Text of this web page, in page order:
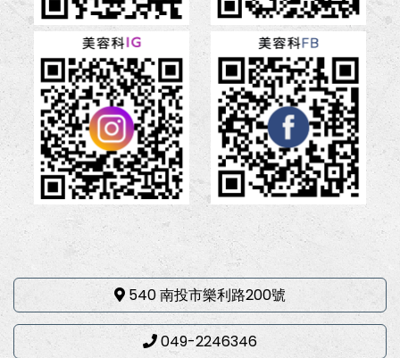
540 南投市樂利路200號
049-2246346